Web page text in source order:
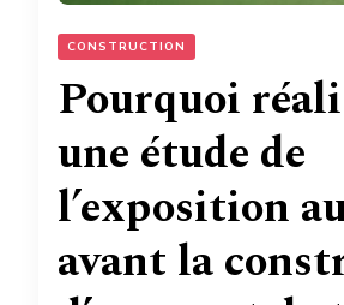
CONSTRUCTION
Pourquoi
une étude de
l’exposition
avant la